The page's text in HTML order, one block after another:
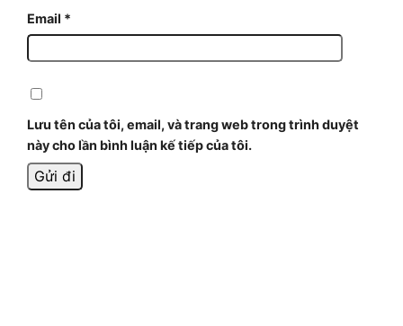
Email *
Lưu tên của tôi, email, và trang web trong trình duyệt
này cho lần bình luận kế tiếp của tôi.